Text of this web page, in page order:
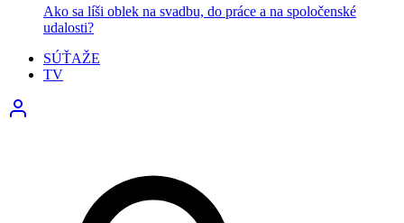
Ako sa líši oblek na svadbu, do práce a na spoločenské
udalosti?
SÚŤAŽE
TV